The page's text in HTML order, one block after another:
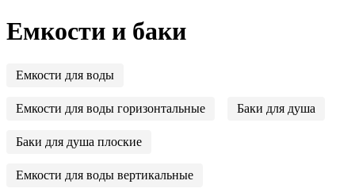
Емкости и баки
Емкости для воды
Емкости для воды горизонтальные Баки для душа
Баки для душа плоские
Емкости для воды вертикальные